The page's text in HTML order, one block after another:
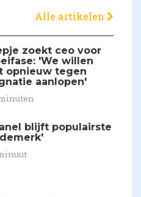
Alle artikelen
zoekt ceo voor
'We willen
opnieuw tegen
aanlopen'
blijft populairste